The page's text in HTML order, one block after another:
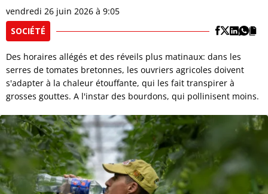
vendredi 26 juin 2026 à 9:05
SOCIÉTÉ
Des horaires allégés et des réveils plus matinaux: dans les
serres de tomates bretonnes, les ouvriers agricoles doivent
s'adapter à la chaleur étouffante, qui les fait transpirer à
grosses gouttes. A l'instar des bourdons, qui pollinisent moins.